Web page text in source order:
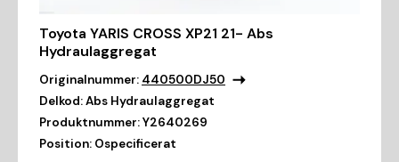
Toyota YARIS CROSS XP21 21- Abs
Hydraulaggregat
Originalnummer: 440500DJ50
Delkod:Abs Hydraulaggregat
Produktnummer:Y2640269
Position: Ospecificerat